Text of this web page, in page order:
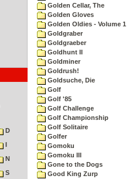
D
I
N
S
Golden Cellar, The
Golden Gloves
Golden Oldies - Volume 1
Goldgraber
Goldgraeber
Goldhunt II
Goldminer
Goldrush!
Goldsuche, Die
Golf
Golf '85
Golf Challenge
Golf Championship
Golf Solitaire
Golfer
Gomoku
Gomoku III
Gone to the Dogs
Good King Zurp